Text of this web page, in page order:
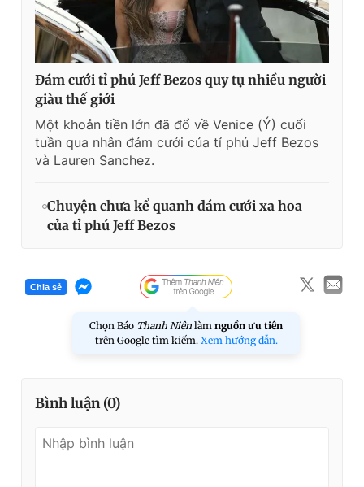
Đám cưới tỉ phú Jeff Bezos quy tụ nhiều người
giàu thế giới
Một khoản tiền lớn đã đổ về Venice (Ý) cuối
tuần qua nhân đám cưới của tỉ phú Jeff Bezos
và Lauren Sanchez.
Chuyện chưa kể quanh đám cưới xa hoa
của tỉ phú Jeff Bezos
Chia sẻ
Chọn Báo Thanh Niên làm nguồn ưu tiên
trên Google tìm kiếm. Xem hướng dẫn.
Bình luận (0)